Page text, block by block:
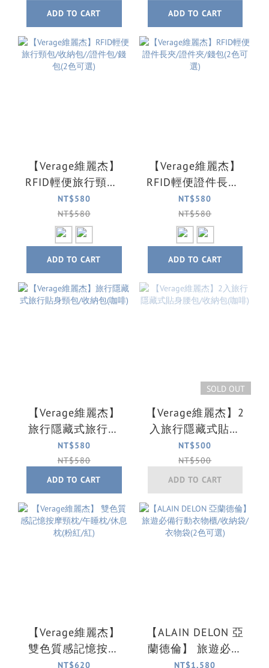
ADD TO CART ADD TO CART
【Verage維麗杰】
RFID輕便旅行頸包/
收納包//證件包/錢
包(2色可選)
NT$580
NT$580
ADD TO CART
【Verage維麗杰】
RFID輕便證件長夾/
證件夾/錢包(2色可
選)
NT$580
NT$580
ADD TO CART
【Verage維麗杰】
旅行隱藏式旅行貼
身頸包/收納包(咖
啡)
NT$580
NT$580
ADD TO CART
SOLD OUT
【Verage維麗杰】2
入旅行隱藏式貼身
腰包/收納包(咖啡)
NT$500
NT$500
ADD TO CART
【Verage維麗杰】
雙色質感記憶按摩
頸枕/午睡枕/休息枕
NT$620
【ALAIN DELON 亞
蘭德倫】 旅遊必備
行動衣物櫃/收納袋/
NT$1,580